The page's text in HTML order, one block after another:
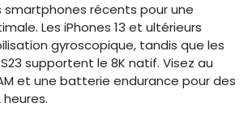
smartphones récents pour une
Les iPhones 13 et ultérieurs
gyroscopique, tandis que les
supportent le 8K natif. Visez au
et une batterie endurance pour des